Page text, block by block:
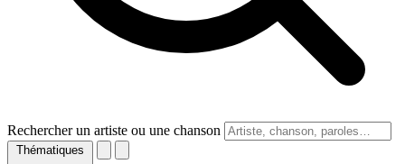
Rechercher un artiste ou une chanson
Thématiques